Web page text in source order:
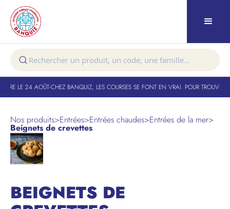
LE 24 AOÛT-CHEZ BANQUIZ, LES COURSES SE FONT EN VRAI. POUR TROUVER
Nos produits>Entrées>Entrées chaudes>Entrées de la mer>
Beignets de crevettes
BEIGNETS DE